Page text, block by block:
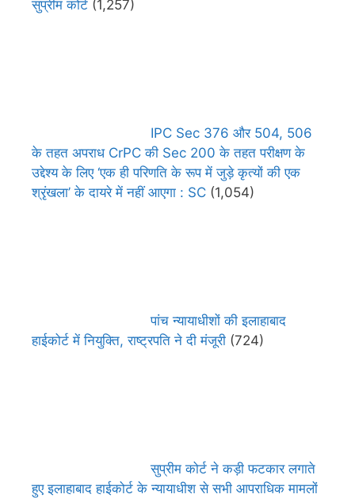
सुप्रीम कोर्ट (1,257)
IPC Sec 376 और 504, 506
के तहत अपराध CrPC की Sec 200 के तहत परीक्षण के
उद्देश्य के लिए ‘एक ही परिणति के रूप में जुड़े कृत्यों की एक
श्रृंखला’ के दायरे में नहीं आएगा : SC (1,054)
पांच न्यायाधीशों की इलाहाबाद
हाईकोर्ट में नियुक्ति, राष्ट्रपति ने दी मंजूरी (724)
सुप्रीम कोर्ट ने कड़ी फटकार लगाते
हुए इलाहाबाद हाईकोर्ट के न्यायाधीश से सभी आपराधिक मामलों